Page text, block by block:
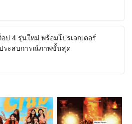
ป 4 รุ่นใหม่ พร้อมโปรเจกเตอร์
ระสบการณ์ภาพขั้นสุด